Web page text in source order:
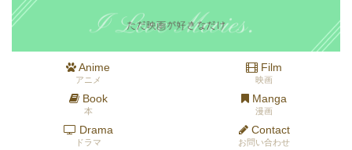
Anime
アニメ
Film
映画
Book
本
Manga
漫画
Drama
ドラマ
Contact
お問い合わせ